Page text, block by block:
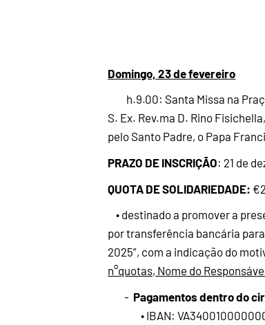
Domingo, 23 de fevereiro
h.9.00: Santa Missa na
S. Ex. Rev.ma D. Rino
pelo Santo Padre, o Papa
PRAZO DE INSCRIÇÃO: 21 de
QUOTA DE SOLIDARIEDADE:
• destinado a promover a
por transferência bancária
2025”, com a indicação do
n°quotas, Nome do
- Pagamentos dentro do
• IBAN: